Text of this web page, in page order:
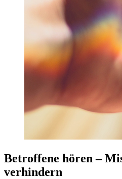
Betroffene hören –
verhindern